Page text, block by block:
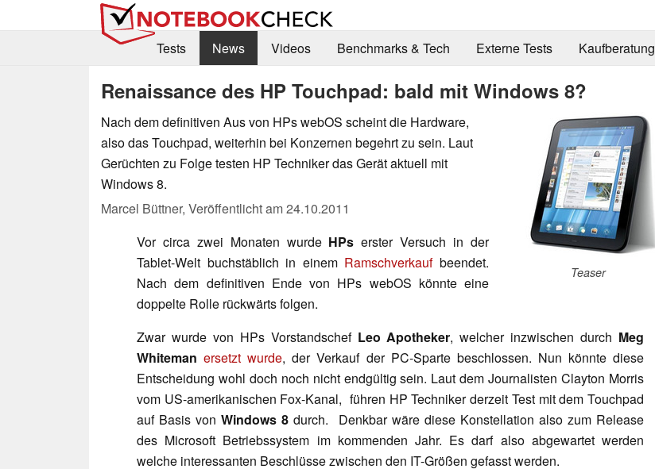
Tests
News Videos Benchmarks & Tech Externe Tests Kaufberatung
Renaissance des HP Touchpad: bald mit Windows 8?
Teaser
Nach dem definitiven Aus von HPs webOS scheint die Hardware,
also das Touchpad, weiterhin bei Konzernen begehrt zu sein. Laut
Gerüchten zu Folge testen HP Techniker das Gerät aktuell mit
Windows 8.
Marcel Büttner, Veröffentlicht am24.10.2011
Vor circa zwei Monaten wurde HPs erster Versuch in der
Tablet-Welt buchstäblich in einem Ramschverkaufbeendet.
Nach dem definitiven Ende von HPs webOS könnte eine
doppelte Rolle rückwärts folgen.
Zwar wurde von HPs Vorstandschef Leo Apotheker, welcher inzwischen durch Meg
Whiteman ersetzt wurde, der Verkauf der PC-Sparte beschlossen. Nun könnte diese
Entscheidung wohl doch noch nicht endgültig sein. Laut dem Journalisten Clayton Morris
vom US-amerikanischen Fox-Kanal, führen HP Techniker derzeit Test mit dem Touchpad
auf Basis vonWindows 8 durch. Denkbar wäre diese Konstellation also zum Release
des Microsoft Betriebssystem im kommenden Jahr. Es darf also abgewartet werden
welche interessanten Beschlüsse zwischen den IT-Größen gefasst werden.